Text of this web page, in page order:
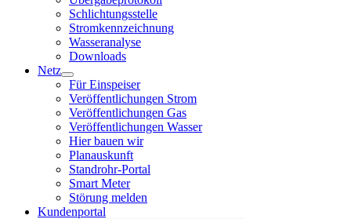
Schlichtungsstelle
Stromkennzeichnung
Wasseranalyse
Downloads
Netz
Für Einspeiser
Veröffentlichungen Strom
Veröffentlichungen Gas
Veröffentlichungen Wasser
Hier bauen wir
Planauskunft
Standrohr-Portal
Smart Meter
Störung melden
Kundenportal